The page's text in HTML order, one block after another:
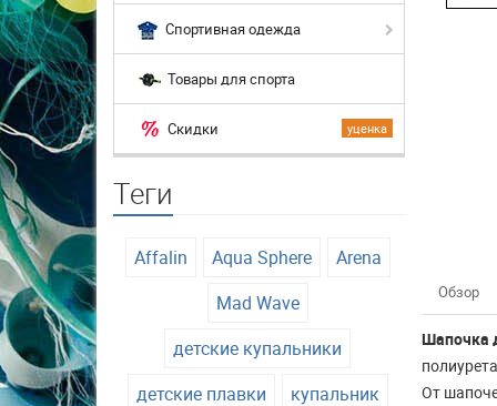
Спортивная одежда
Товары для спорта
уценка
Скидки
Теги
Affalin Aqua Sphere
Arena
Mad Wave
детские купальники
детские плавки
купальник
Обзор
Шапочка
От